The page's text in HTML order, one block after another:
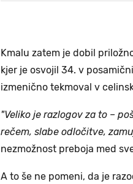
Kmalu zatem je dobil
kjer je osvojil 34. v
izmenično tekmoval v
"Veliko je razlogov za to –
rečem, slabe odločitve,
nezmožnost preboja med
A to še ne pomeni, da je